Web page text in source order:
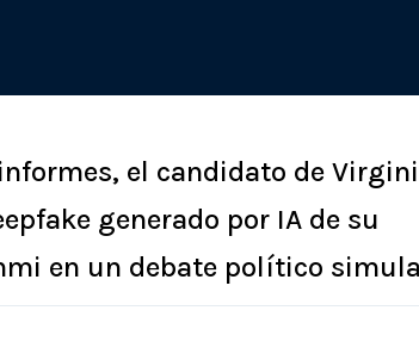
el candidato de
generado por IA de su
en un debate político